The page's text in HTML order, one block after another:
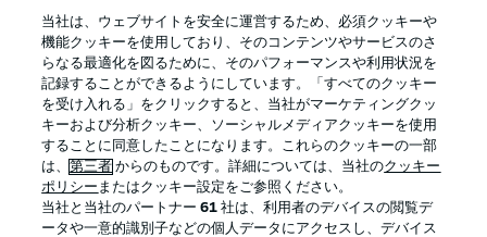
言語をお選びください
日本語 Display Mode
ログイン
当社は、ウェブサイトを安全に運営するため、必須クッキーや
機能クッキーを使用しており、そのコンテンツやサービスのさ
らなる最適化を図るために、そのパフォーマンスや利用状況を
記録することができるようにしています。「すべてのクッキー
を受け入れる」をクリックすると、当社がマーケティングクッ
キーおよび分析クッキー、ソーシャルメディアクッキーを使用
することに同意したことになります。これらのクッキーの一部
は、第三者 からのものです。詳細については、当社のクッキー
ポリシー またはクッキー設定をご参照ください。
当社と当社のパートナー61 社は、利用者のデバイスの閲覧デ
ータや一意的識別子などの個人データにアクセスし、デバイス